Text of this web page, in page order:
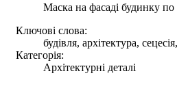
Маска на фасаді будинку по
Ключові слова:
будівля, архітектура,
Категорія:
Архітектурні деталі